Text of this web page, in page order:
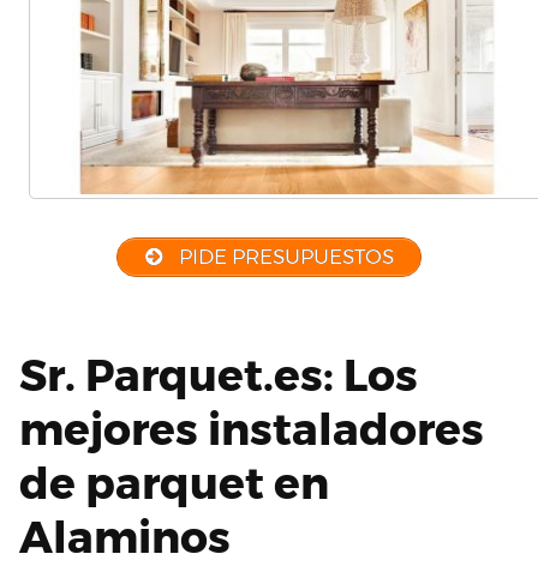
PIDE PRESUPUESTOS
Sr. Parquet.es: Los
mejores instaladores
de parquet en
Alaminos